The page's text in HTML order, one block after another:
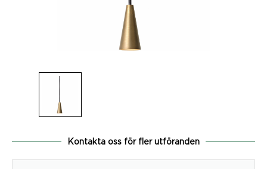
Kontakta oss för fler utföranden